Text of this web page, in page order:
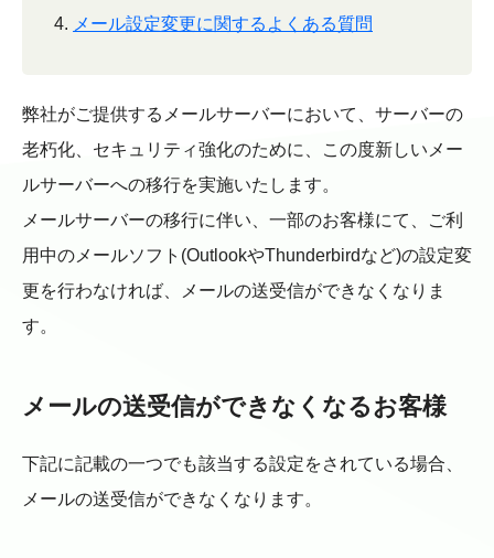
メール設定変更に関するよくある質問
弊社がご提供するメールサーバーにおいて、サーバーの
老朽化、セキュリティ強化のために、この度新しいメー
ルサーバーへの移行を実施いたします。
メールサーバーの移行に伴い、一部のお客様にて、ご利
用中のメールソフト(OutlookやThunderbirdなど)の設定変
更を行わなければ、メールの送受信ができなくなりま
す。
メールの送受信ができなくなるお客様
下記に記載の一つでも該当する設定をされている場合、
メールの送受信ができなくなります。